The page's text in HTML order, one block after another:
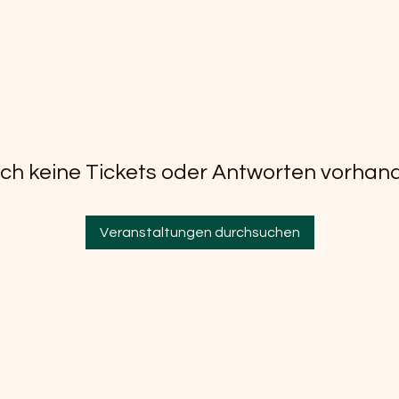
keine Tickets oder Antworten
Veranstaltungen durchsuchen